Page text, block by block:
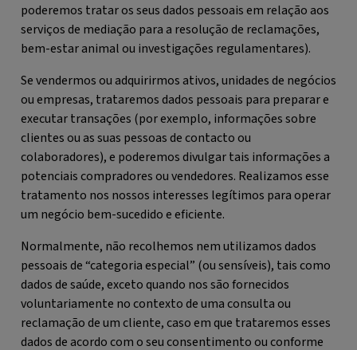
poderemos tratar os seus dados pessoais em relação aos
serviços de mediação para a resolução de reclamações,
bem-estar animal ou investigações regulamentares).
Se vendermos ou adquirirmos ativos, unidades de negócios
ou empresas, trataremos dados pessoais para preparar e
executar transações (por exemplo, informações sobre
clientes ou as suas pessoas de contacto ou
colaboradores), e poderemos divulgar tais informações a
potenciais compradores ou vendedores. Realizamos esse
tratamento nos nossos interesses legítimos para operar
um negócio bem-sucedido e eficiente.
Normalmente, não recolhemos nem utilizamos dados
pessoais de “categoria especial” (ou sensíveis), tais como
dados de saúde, exceto quando nos são fornecidos
voluntariamente no contexto de uma consulta ou
reclamação de um cliente, caso em que trataremos esses
dados de acordo com o seu consentimento ou conforme